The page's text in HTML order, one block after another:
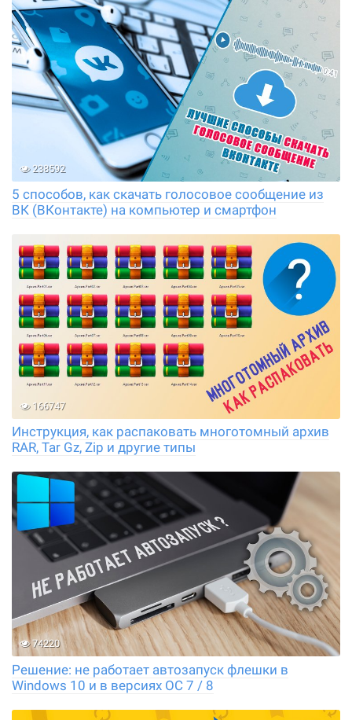
238592
5 способов, как скачать голосовое сообщение из
ВК (ВКонтакте) на компьютер и смартфон
166747
Инструкция, как распаковать многотомный архив
RAR, Tar Gz, Zip и другие типы
74220
Решение: не работает автозапуск флешки в
Windows 10 и в версиях ОС 7 / 8